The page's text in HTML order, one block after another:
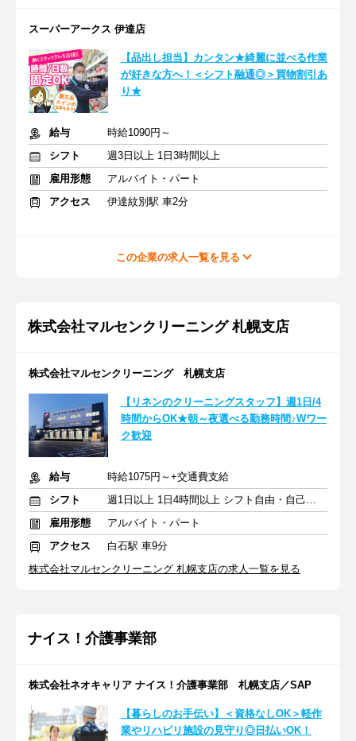
スーパーアークス 伊達店
【品出し担当】カンタン★綺麗に並べる作業
が好きな方へ！＜シフト融通◎＞買物割引あ
り★
給与
時給1090円～
シフト
週3日以上 1日3時間以上
雇用形態
アルバイト・パート
アクセス
伊達紋別駅 車2分
この企業の求人一覧を見る
株式会社マルセンクリーニング 札幌支店
株式会社マルセンクリーニング 札幌支店
【リネンのクリーニングスタッフ】週1日/4
時間からOK★朝～夜選べる勤務時間♪Wワー
ク歓迎
給与
時給1075円～+交通費支給
シフト
週1日以上 1日4時間以上 シフト自由・自己申告
雇用形態
アルバイト・パート
アクセス
白石駅 車9分
株式会社マルセンクリーニング 札幌支店の求人一覧を見る
ナイス！介護事業部
株式会社ネオキャリア ナイス！介護事業部 札幌支店／SAP
【暮らしのお手伝い】＜資格なしOK＞軽作
業やリハビリ施設の見守り◎日払いOK！